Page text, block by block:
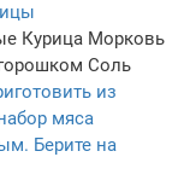
Курица Морковь
Соль
из
мяса
Берите на